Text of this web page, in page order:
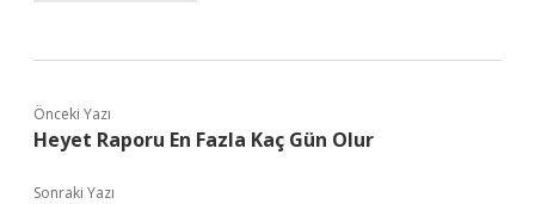
Önceki Yazı
Heyet Raporu En Fazla Kaç Gün Olur
Sonraki Yazı